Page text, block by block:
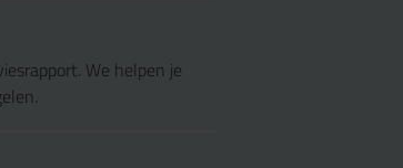
We helpen je